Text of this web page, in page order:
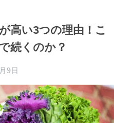
高い3つの理由！こ
続くのか？
9日